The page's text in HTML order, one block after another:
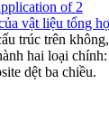
vật liệu tổng
trúc trên
hai loại
dệt ba chiều.